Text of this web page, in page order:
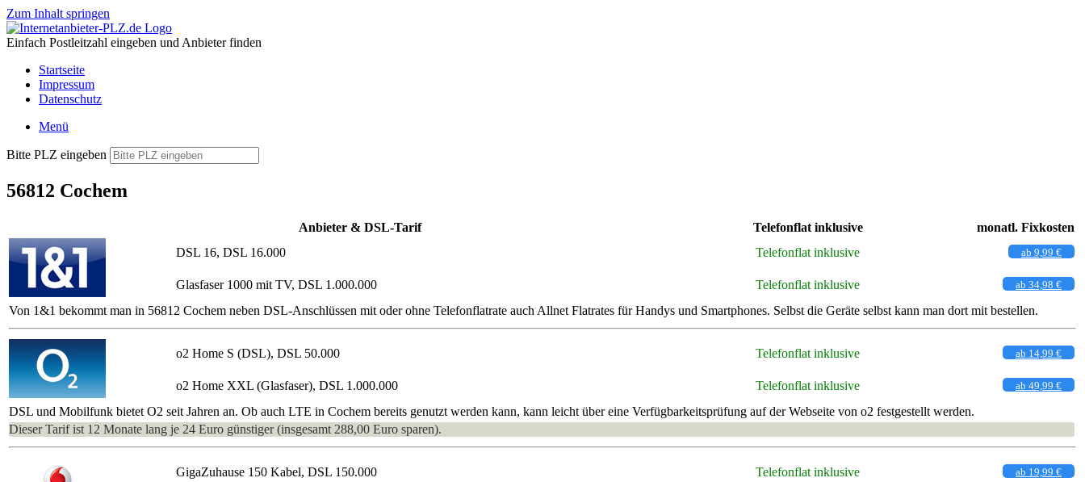
Zum Inhalt springen
Einfach Postleitzahl eingeben und Anbieter finden
Startseite
Impressum
Datenschutz
Menü
Bitte PLZ eingeben
56812 Cochem
Anbieter & DSL-Tarif Telefonflat inklusive
monatl. Fixkosten
DSL 16, DSL 16.000
Telefonflat inklusive ab 9,99 €
Glasfaser 1000 mit TV, DSL 1.000.000 Telefonflat inklusive ab 34,98 €
Von 1&1 bekommt man in 56812 Cochem neben DSL-Anschlüssen mit oder ohne Telefonflatrate auch Allnet Flatrates für Handys und Smartphones. Selbst die Geräte selbst kann man dort mit bestellen.
o2 Home S (DSL), DSL 50.000 Telefonflat inklusive ab 14,99 €
o2 Home XXL (Glasfaser), DSL 1.000.000 Telefonflat inklusive ab 49,99 €
DSL und Mobilfunk bietet O2 seit Jahren an. Ob auch LTE in Cochem bereits genutzt werden kann, kann leicht über eine Verfügbarkeitsprüfung auf der Webseite von o2 festgestellt werden.
Dieser Tarif ist 12 Monate lang je 24 Euro günstiger (insgesamt 288,00 Euro sparen).
GigaZuhause 150 Kabel, DSL 150.000 Telefonflat inklusive ab 19,99 €